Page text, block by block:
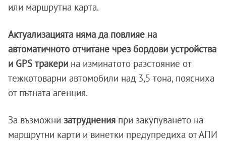
или маршрутна карта.
Актуализацията няма да повлияе на
автоматичното отчитане чрез бордови устройства
и GPS тракери на изминатото разстояние от
тежкотоварни автомобили над 3,5 тона, поясниха
от пътната агенция.
За възможни затруднения при закупуването на
маршрутни карти и винетки предупредиха от АПИ